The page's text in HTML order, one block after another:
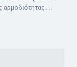
αρμοδιότητας …